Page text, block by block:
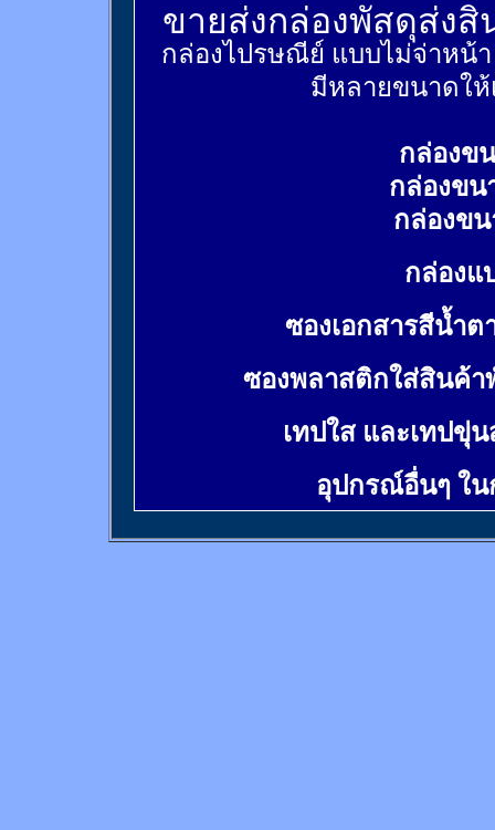
ขายส่งกล่องพัสดุส่ง
กล่องไปรษณีย์ แบบไม่จ่าหน้
มีหลายขนาดให้
กล่องข
กล่องขน
กล่องข
กล่องแ
ซองเอกสารสีน้ำต
ซองพลาสติกใส่สินค้า
เทปใส และเทปขุ่
อุปกรณ์อื่นๆ ใ